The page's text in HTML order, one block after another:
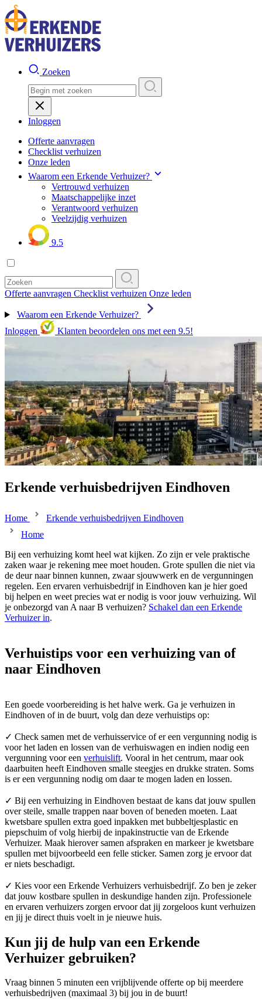
Zoeken
Inloggen
Offerte aanvragen
Checklist verhuizen
Onze leden
Waarom een Erkende Verhuizer?
Vertrouwd verhuizen
Maatschappelijke inzet
Verantwoord verhuizen
Veelzijdig verhuizen
9.5
Offerte aanvragen Checklist verhuizen Onze leden
Waarom een Erkende Verhuizer?
Inloggen
Klanten beoordelen ons met een 9.5!
Erkende verhuisbedrijven Eindhoven
Home
Erkende verhuisbedrijven Eindhoven
Home
Bij een verhuizing komt heel wat kijken. Zo zijn er vele praktische
zaken waar je rekening mee moet houden. Grote spullen die niet via
de deur naar binnen kunnen, zwaar sjouwwerk en de vergunningen
regelen. Een ervaren verhuisbedrijf in Eindhoven kan je hier goed
bij helpen en weet precies wat er nodig is voor jouw verhuizing. Wil
je onbezorgd van A naar B verhuizen? Schakel dan een Erkende
Verhuizer in.
Verhuistips voor een verhuizing van of
naar Eindhoven
Een goede voorbereiding is het halve werk. Ga je verhuizen in
Eindhoven of in de buurt, volg dan deze verhuistips op:
✓ Check samen met de verhuisservice of er een vergunning nodig is
voor het laden en lossen van de verhuiswagen en indien nodig een
vergunning voor een verhuislift. Vooral in het centrum, maar ook
daarbuiten heeft Eindhoven smalle steegjes en drukke straten. Soms
is er een vergunning nodig om daar te mogen laden en lossen.
✓ Bij een verhuizing in Eindhoven bestaat de kans dat jouw spullen
over steile, smalle trappen naar boven of beneden moeten. Laat
kwetsbare spullen extra goed inpakken met bubbeltjesplastic en
piepschuim of volg hierbij de inpakinstructie van de Erkende
Verhuizer. Maak hierover samen afspraken en markeer je kwetsbare
spullen met bijvoorbeeld een felle sticker. Samen zorg je ervoor dat
er niets beschadigt.
✓ Kies voor een Erkende Verhuizers verhuisbedrijf. Zo ben je zeker
dat jouw kostbare spullen in deskundige handen zijn. Professionele
en ervaren verhuizers zorgen ervoor dat jij zorgeloos kunt verhuizen
en jij je direct thuis voelt in je nieuwe huis.
Kun jij de hulp van een Erkende
Verhuizer gebruiken?
Vraag binnen 5 minuten een vrijblijvende offerte op bij meerdere
verhuisbedrijven (maximaal 3) bij jou in de buurt!